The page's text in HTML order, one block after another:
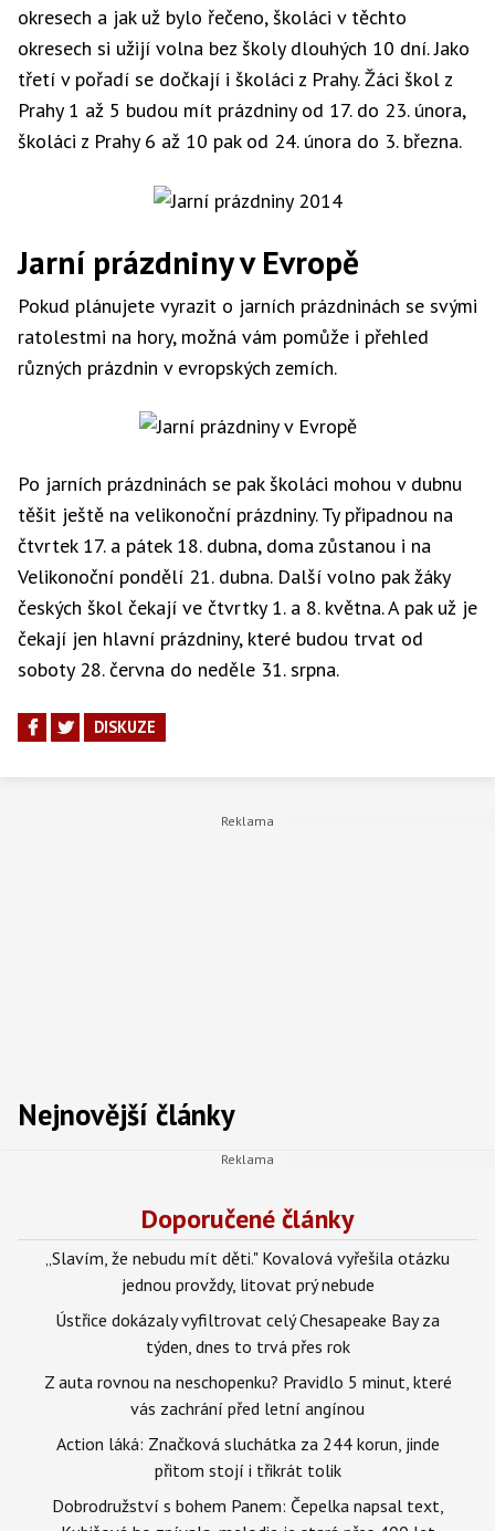
okresech a jak už bylo řečeno, školáci v těchto
okresech si užijí volna bez školy dlouhých 10 dní. Jako
třetí v pořadí se dočkají i školáci z Prahy. Žáci škol z
Prahy 1 až 5 budou mít prázdniny od 17. do 23. února,
školáci z Prahy 6 až 10 pak od 24. února do 3. března.
Jarní prázdniny v Evropě
Pokud plánujete vyrazit o jarních prázdninách se svými
ratolestmi na hory, možná vám pomůže i přehled
různých prázdnin v evropských zemích.
Po jarních prázdninách se pak školáci mohou v dubnu
těšit ještě na velikonoční prázdniny. Ty připadnou na
čtvrtek 17. a pátek 18. dubna, doma zůstanou i na
Velikonoční pondělí 21. dubna. Další volno pak žáky
českých škol čekají ve čtvrtky 1. a 8. května. A pak už je
čekají jen hlavní prázdniny, které budou trvat od
soboty 28. června do neděle 31. srpna.
DISKUZE
Nejnovější články
Doporučené články
„Slavím, že nebudu mít děti." Kovalová vyřešila otázku
jednou provždy, litovat prý nebude
Ústřice dokázaly vyfiltrovat celý Chesapeake Bay za
týden, dnes to trvá přes rok
Z auta rovnou na neschopenku? Pravidlo 5 minut, které
vás zachrání před letní angínou
Action láká: Značková sluchátka za 244 korun, jinde
přitom stojí i třikrát tolik
Dobrodružství s bohem Panem: Čepelka napsal text,